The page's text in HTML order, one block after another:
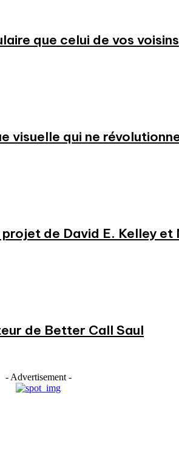
que celui de vos voisins
visuelle qui ne
de David E. Kelley et
de Better Call Saul
- Advertisement -